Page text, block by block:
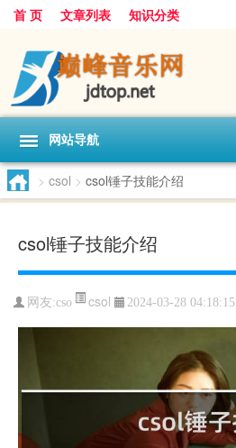
首 页 文章列表 知识分类
网站导航
> csol > csol锤子技能介绍
csol锤子技能介绍
网友:cso csol 2024-03-28 04:18:15